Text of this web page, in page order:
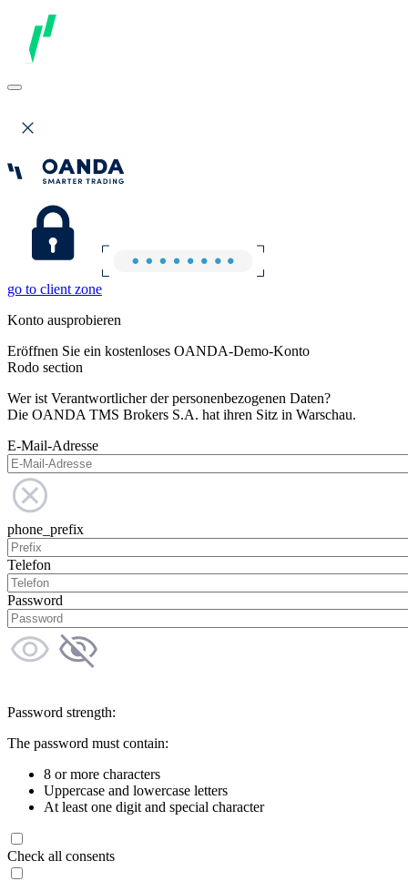
go to client zone
Konto ausprobieren
Eröffnen Sie ein kostenloses OANDA-Demo-Konto
Rodo section
Wer ist Verantwortlicher der personenbezogenen Daten?
Die OANDA TMS Brokers S.A. hat ihren Sitz in Warschau.
E-Mail-Adresse
phone_prefix
Telefon
Password
Password strength:
The password must contain:
8 or more characters
Uppercase and lowercase letters
At least one digit and special character
Check all consents